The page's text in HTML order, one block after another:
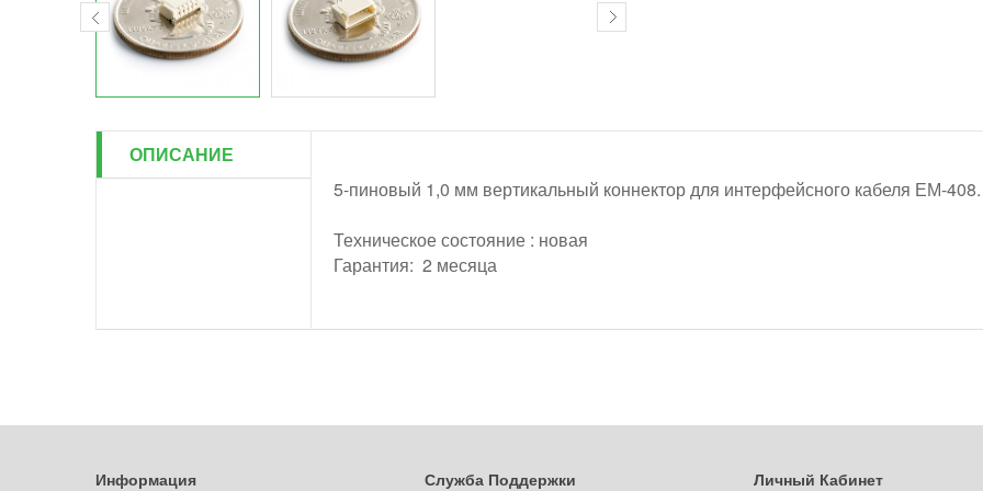
ОПИСАНИЕ
5-пиновый 1,0 мм вертикальный коннектор для интерфейсного кабеля ЕМ-408.
Техническое состояние : новая
Гарантия: 2 месяца
Информация Служба Поддержки Личный Кабинет